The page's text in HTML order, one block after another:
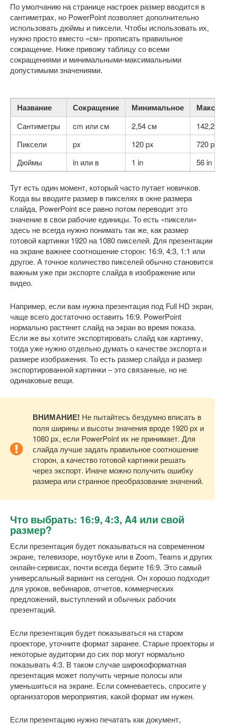
По умолчанию на странице настроек размер вводится в
сантиметрах, но PowerPoint позволяет дополнительно
использовать дюймы и пиксели. Чтобы использовать их,
нужно просто вместо «см» прописать правильное
сокращение. Ниже привожу таблицу со всеми
сокращениями и минимальными-максимальными
допустимыми значениями.
Название Сокращение Минимальное
Сантиметры cm или см 2,54 см
142,24
Пиксели
px 120 px
720 px
Дюймы
in или в 1 in 56 in
Тут есть один момент, который часто путает новичков.
Когда вы вводите размер в пикселях в окне размера
слайда, PowerPoint все равно потом переводит это
значение в свои рабочие единицы. То есть «пиксели»
здесь не всегда нужно понимать так же, как размер
готовой картинки 1920 на 1080 пикселей. Для презентации
на экране важнее соотношение сторон: 16:9, 4:3, 1:1 или
другое. А точное количество пикселей обычно становится
важным уже при экспорте слайда в изображение или
видео.
Например, если вам нужна презентация под Full HD экран,
чаще всего достаточно оставить 16:9. PowerPoint
нормально растянет слайд на экран во время показа.
Если же вы хотите экспортировать слайд как картинку,
тогда уже нужно отдельно думать о качестве экспорта и
размере изображения. То есть размер слайда и размер
экспортированной картинки – это связанные, но не
одинаковые вещи.
ВНИМАНИЕ! Не пытайтесь бездумно вписать в
поля ширины и высоты значения вроде 1920 px и
1080 px, если PowerPoint их не принимает. Для
слайда лучше задать правильное соотношение
сторон, а качество готовой картинки решать
через экспорт. Иначе можно получить ошибку
размера или странное преобразование значений.
Что выбрать: 16:9, 4:3, A4 или свой
размер?
Если презентация будет показываться на современном
экране, телевизоре, ноутбуке или в Zoom, Teams и других
онлайн-сервисах, почти всегда берите 16:9. Это самый
универсальный вариант на сегодня. Он хорошо подходит
для уроков, вебинаров, отчетов, коммерческих
предложений, выступлений и обычных рабочих
презентаций.
Если презентация будет показываться на старом
проекторе, уточните формат заранее. Старые проекторы и
некоторые аудитории до сих пор могут нормально
показывать 4:3. В таком случае широкоформатная
презентация может получить черные полосы или
уменьшиться на экране. Если сомневаетесь, спросите у
организаторов мероприятия, какой формат им нужен.
Если презентацию нужно печатать как документ,